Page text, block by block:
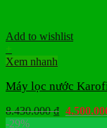
Add to wishlist
+
Xem nhanh
Máy lọc nước
8.430.000₫ Giá
-29%